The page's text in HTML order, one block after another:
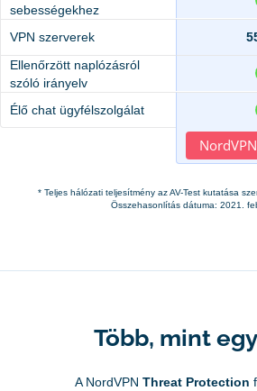
sebességekhez
VPN szerverek
Ellenőrzött naplózásról
szóló irányelv
Élő chat ügyfélszolgálat
* Teljes hálózati teljesítmény az AV-Test kutatása
Összehasonlítás dátuma: 2021.
Több, mint
A NordVPNThreat Protection